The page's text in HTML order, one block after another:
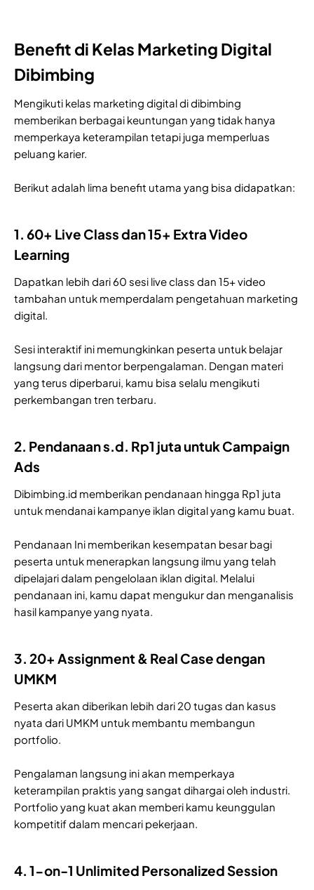
Benefit di Kelas Marketing Digital
Dibimbing
Mengikuti kelas marketing digital di dibimbing
memberikan berbagai keuntungan yang tidak hanya
memperkaya keterampilan tetapi juga memperluas
peluang karier.
Berikut adalah lima benefit utama yang bisa didapatkan:
1. 60+ Live Class dan 15+ Extra Video
Learning
Dapatkan lebih dari 60 sesi live class dan 15+ video
tambahan untuk memperdalam pengetahuan marketing
digital.
Sesi interaktif ini memungkinkan peserta untuk belajar
langsung dari mentor berpengalaman. Dengan materi
yang terus diperbarui, kamu bisa selalu mengikuti
perkembangan tren terbaru.
2. Pendanaan s.d. Rp1 juta untuk Campaign
Ads
Dibimbing.id memberikan pendanaan hingga Rp1 juta
untuk mendanai kampanye iklan digital yang kamu buat.
Pendanaan Ini memberikan kesempatan besar bagi
peserta untuk menerapkan langsung ilmu yang telah
dipelajari dalam pengelolaan iklan digital. Melalui
pendanaan ini, kamu dapat mengukur dan menganalisis
hasil kampanye yang nyata.
3. 20+ Assignment & Real Case dengan
UMKM
Peserta akan diberikan lebih dari 20 tugas dan kasus
nyata dari UMKM untuk membantu membangun
portfolio.
Pengalaman langsung ini akan memperkaya
keterampilan praktis yang sangat dihargai oleh industri.
Portfolio yang kuat akan memberi kamu keunggulan
kompetitif dalam mencari pekerjaan.
4. 1-on-1 Unlimited Personalized Session